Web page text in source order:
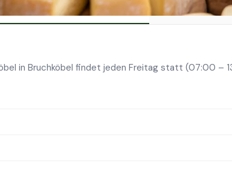
den Markt
in Bruchköbel findet jeden Freitag statt (07:00 –